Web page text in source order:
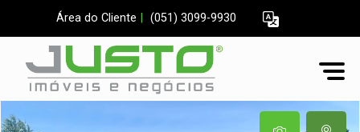
Área do Cliente (051) 3099-9930